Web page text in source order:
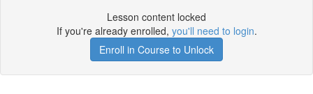
Lesson content locked
If you're already enrolled, you'll need to login.
Enroll in Course to Unlock